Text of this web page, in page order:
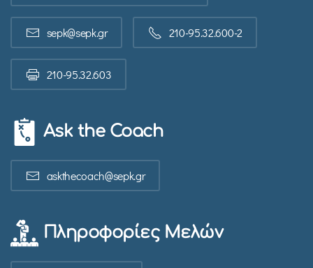
sepk@sepk.gr 210-95.32.600-2
210-95.32.603
Ask the Coach
askthecoach@sepk.gr
Πληροφορίες Μελών